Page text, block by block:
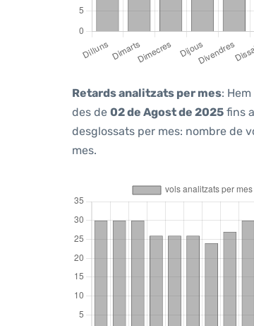
Retards analitzats per mes:
des de 02 de Agost de 2025 fins a
desglossats per mes: nombre de
mes.